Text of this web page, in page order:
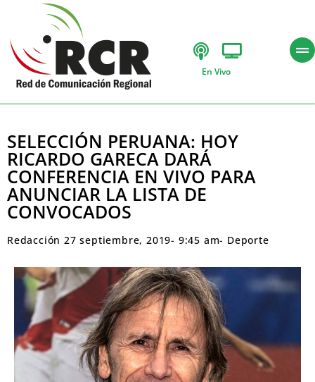
En Vivo
SELECCIÓN PERUANA: HOY
RICARDO GARECA DARÁ
CONFERENCIA EN VIVO PARA
ANUNCIAR LA LISTA DE
CONVOCADOS
Redacción 27 septiembre, 2019- 9:45 am- Deporte